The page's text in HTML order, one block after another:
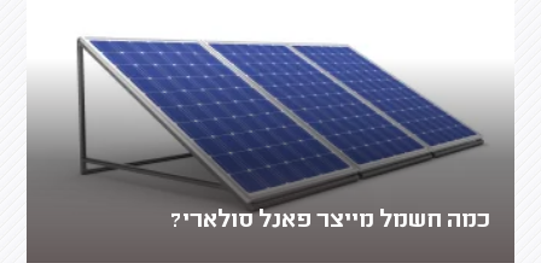
כמה חשמל מייצר פאנל סולארי?